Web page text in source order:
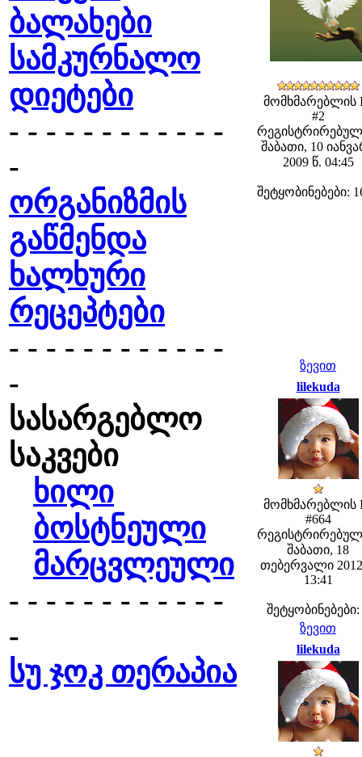
ბალახები
სამკურნალო
დიეტები
- - - - - - - - - - - -
-
ორგანიზმის
გაწმენდა
ხალხური
რეცეპტები
- - - - - - - - - - - -
-
სასარგებლო
საკვები
ხილი
ბოსტნეული
მარცვლეული
- - - - - - - - - - - -
-
სუ ჯოკ თერაპია
მომხმარებლის
#2
შაბათი, 10
2009 წ. 04:45
შეტყობინებები:
ზევით
lilekuda
მომხმარებლის
#664
შაბათი, 18
თებერვალი
13:41
შეტყობინებები:
ზევით
lilekuda